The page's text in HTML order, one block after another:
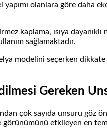
yapımı olanlara göre daha
kaplama, ısıya
sağlamaktadır.
modelini seçerken
Gereken
çok sayıda unsuru göz
ve görünümünü etkileyen en